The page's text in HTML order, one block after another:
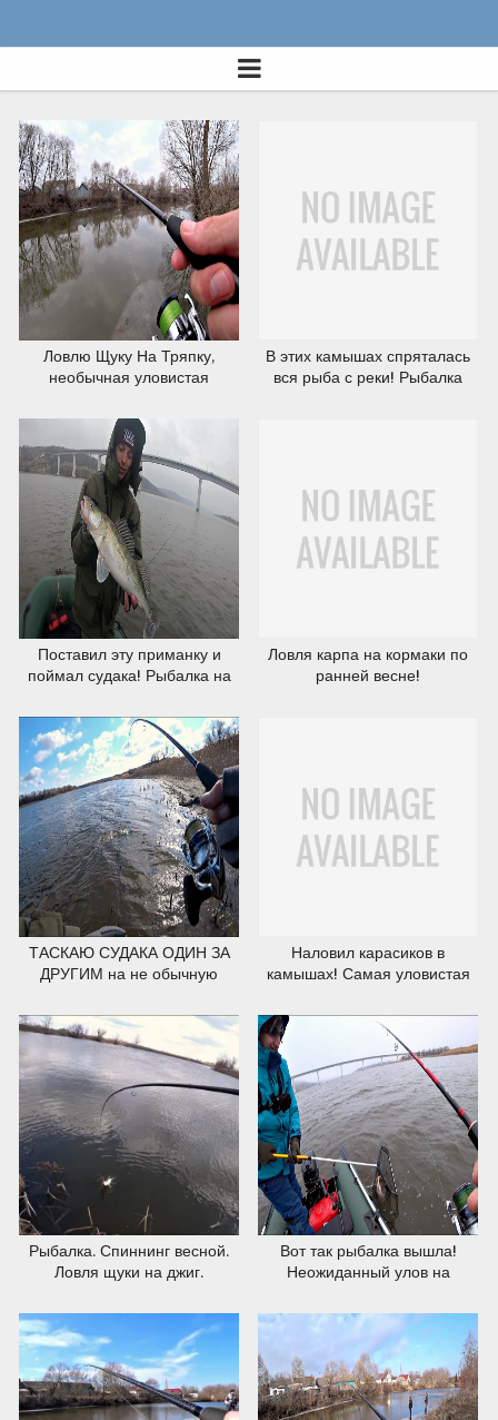
Ловлю Щуку На Тряпку,
необычная уловистая
спиннинг.
В этих камышах спряталась
вся рыба с реки! Рыбалка
21.03.2020
Поставил эту приманку и
поймал судака! Рыбалка на
Ловля карпа на кормаки по
ранней весне!
18.03.2020
ТАСКАЮ СУДАКА ОДИН ЗА
ДРУГИМ на не обычную
спиннинг.
Наловил карасиков в
камышах! Самая уловистая
Удочка с боковым кивком
рулит!
16.03.2020
Рыбалка. Спиннинг весной.
Ловля щуки на джиг.
Вот так рыбалка вышла!
Неожиданный улов на
2020.
12.03.2020 08.03.2020